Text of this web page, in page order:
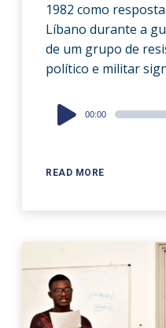
1982 como
Líbano durante a
de um grupo de
político e militar
READ MORE
Audio
Player
00:00